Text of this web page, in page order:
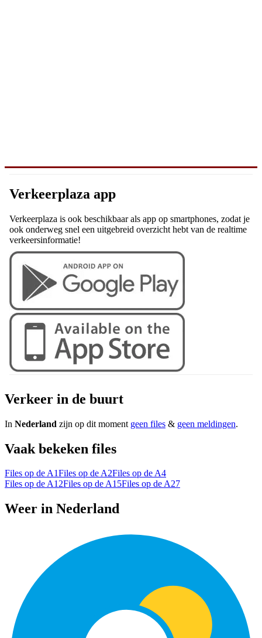
Verkeerplaza app
Verkeerplaza is ook beschikbaar als app op smartphones, zodat je
ook onderweg snel een uitgebreid overzicht hebt van de realtime
verkeersinformatie!
Verkeer in de buurt
In Nederland zijn op dit moment geen files & geen meldingen.
Vaak bekeken files
Files op de A1Files op de A2Files op de A4
Files op de A12Files op de A15Files op de A27
Weer in Nederland